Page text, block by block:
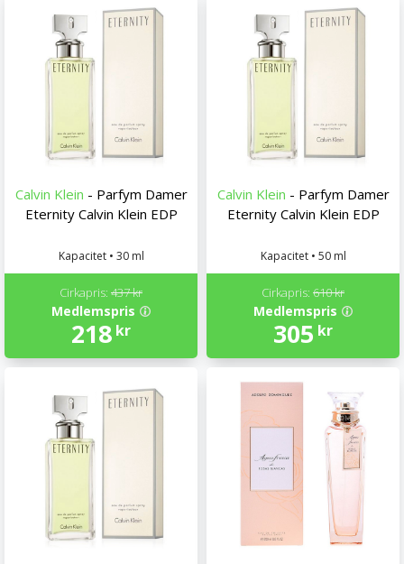
Calvin Klein - Parfym Damer
Eternity Calvin Klein EDP
Kapacitet • 30 ml
Medlemspris
218 kr
Cirkapris: 437 kr
Calvin Klein - Parfym Damer
Eternity Calvin Klein EDP
Kapacitet • 50 ml
Medlemspris
305 kr
Cirkapris: 610 kr